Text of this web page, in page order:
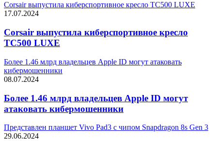
Corsair выпустила киберспортивное кресло TC500 LUXE
17.07.2024
Corsair выпустила киберспортивное кресло
TC500 LUXE
Более 1.46 млрд владельцев Apple ID могут атаковать
кибермошенники
08.07.2024
Более 1.46 млрд владельцев Apple ID могут
атаковать кибермошенники
Представлен планшет Vivo Pad3 с чипом Snapdragon 8s Gen 3
29.06.2024